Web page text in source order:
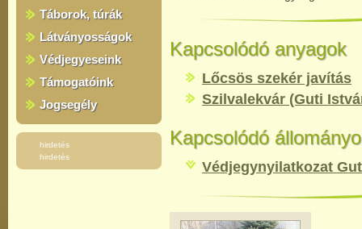
Táborok, túrák
Látványosságok
Védjegyeseink
Támogatóink
Jogsegély
hirdetés
hirdetés
Kapcsolódó anyagok
Lőcsös szekér javítás
Szilvalekvár (Guti
Kapcsolódó
Védjegynyilatkozat